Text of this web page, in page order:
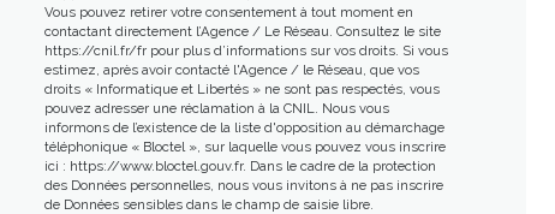
Vous pouvez retirer votre consentement à tout moment en
contactant directement l’Agence / Le Réseau. Consultez le site
https://cnil.fr/frpour plus d’informations sur vos droits. Si vous
estimez, après avoir contacté l'Agence / le Réseau, que vos
droits « Informatique et Libertés » ne sont pas respectés, vous
pouvez adresser une réclamation à la CNIL. Nous vous
informons de l’existence de la liste d'opposition au démarchage
téléphonique « Bloctel », sur laquelle vous pouvez vous inscrire
ici : https://www.bloctel.gouv.fr. Dans le cadre de la protection
des Données personnelles, nous vous invitons à ne pas inscrire
de Données sensibles dans le champ de saisie libre.